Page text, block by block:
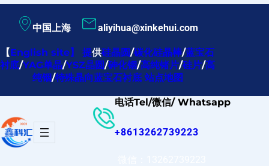
内
容
中国上海 aliyihua@xinkehui.com
【English site】提供硅晶圆/碳化硅晶棒/蓝宝石
衬底/YAG单晶/YSZ晶圆/砷化铟/高纯锗片/硅片/高
纯铟/特殊晶向蓝宝石衬底 站点地图
电话Tel/微信/ Whatsapp
+8613262739223